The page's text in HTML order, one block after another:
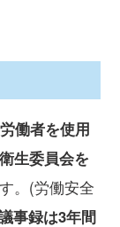
働者を使用
生委員会を
。(労働安全
事録は3年間